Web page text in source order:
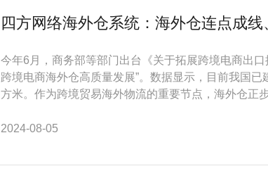
四方网络海外仓系统：海外仓连点成线
今年6月，商务部等部门出台《关于拓展跨境电商出
跨境电商海外仓高质量发展”。数据显示，目前我国
方米。作为跨境贸易海外物流的重要节点，海外仓正
2024-08-05